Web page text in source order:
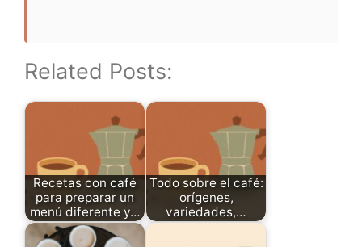
Related Posts:
Recetas con café
para preparar un
menú diferente y…
Todo sobre el café:
orígenes,
variedades,…